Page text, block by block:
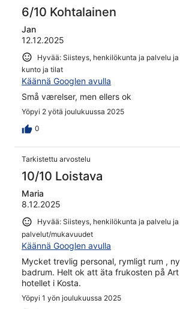
6/10 Kohtalainen
Jan
12.12.2025
Hyvää: Siisteys, henkilökunta ja palvelu
kunto ja tilat
Käännä Googlen avulla
Små værelser, men ellers ok
Yöpyi 2 yötä joulukuussa 2025
0
Tarkistettu arvostelu
10/10 Loistava
Maria
8.12.2025
Hyvää: Siisteys, henkilökunta ja palvelu ja
palvelut/mukavuudet
Käännä Googlen avulla
Mycket trevlig personal, rymligt rum ,
badrum. Helt ok att äta frukosten på
hotellet i Kosta.
Yöpyi 1 yön joulukuussa 2025